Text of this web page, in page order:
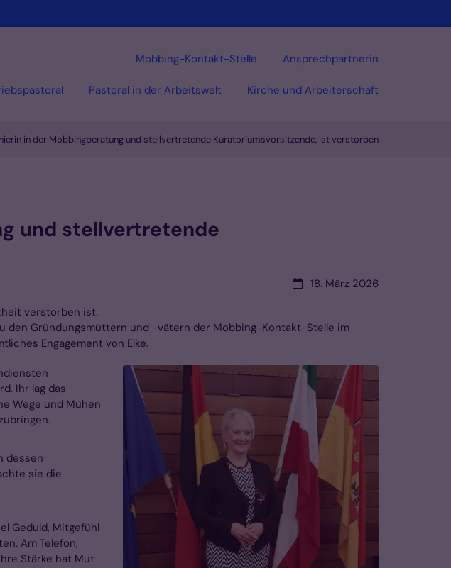
Pastoral in der Arbeitswelt Kirche und Arbeiterschaft
Mobbing-Kontakt-Stelle Ansprechpartnerin
in der Mobbingberatung und stellvertretende Kuratoriumsvorsitzende, ist verstorben
und stellvertretende
Datum:18. März 2026
verstorben ist.
den Gründungsmüttern und -vätern der Mobbing-Kontakt-Stelle im
Engagement von Elke.
Ihr lag das
Wege und Mühen
dessen
sie die
Geduld, Mitgefühl
Am Telefon,
Stärke hat Mut